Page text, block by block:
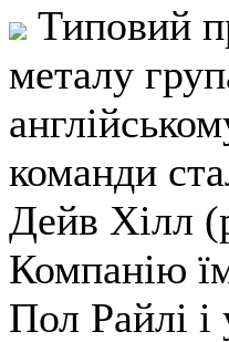
Типовий
металу
команди
Дейв Хілл
Компанію
Пол Райлі